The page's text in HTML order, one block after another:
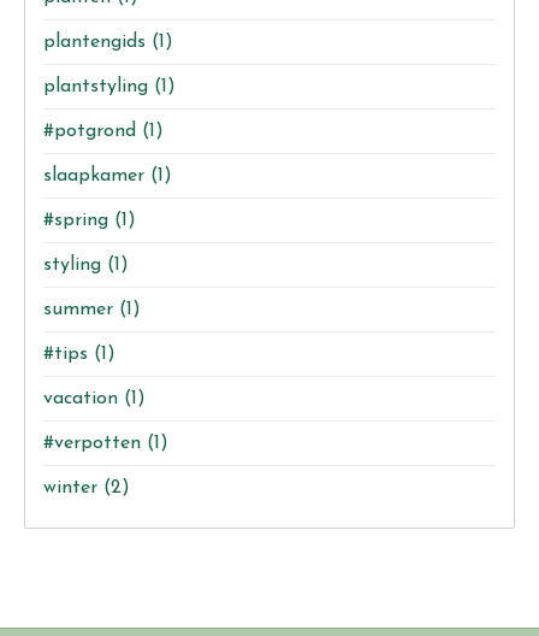
plantengids (1)
plantstyling (1)
#potgrond (1)
slaapkamer (1)
#spring (1)
styling (1)
summer (1)
#tips (1)
vacation (1)
#verpotten (1)
winter (2)